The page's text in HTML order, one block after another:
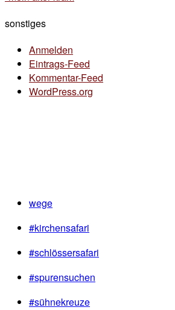
sonstiges
Anmelden
Eintrags-Feed
Kommentar-Feed
WordPress.org
wege
#kirchensafari
#schlössersafari
#spurensuchen
#sühnekreuze